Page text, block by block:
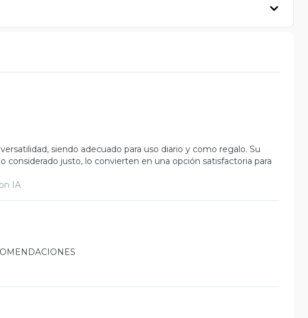
siendo adecuado para uso diario y como regalo. Su
considerado justo, lo convierten en una opción satisfactoria para
IA